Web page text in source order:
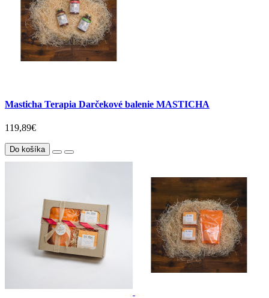
Masticha Terapia Darčekové balenie MASTICHA
119,89€
Do košíka